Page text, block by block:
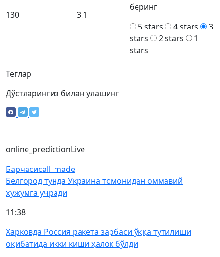
Теглар
130
3.1
беринг
5 stars
4 stars
3
stars
2 stars
1
stars
Дўстларингиз билан улашинг
online_predictionLive
Барчасиcall_made
Белгород тунда Украина томонидан оммавий
ҳужумга учради
11:38
Харковда Россия ракета зарбаси ўққа тутилиши
оқибатида икки киши ҳалок бўлди